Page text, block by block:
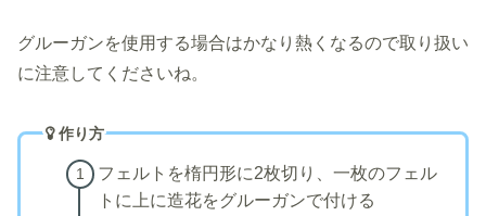
グルーガンを使用する場合はかなり熱くなるので取り扱い
に注意してくださいね。
作り方
フェルトを楕円形に2枚切り、一枚のフェル
トに上に造花をグルーガンで付ける